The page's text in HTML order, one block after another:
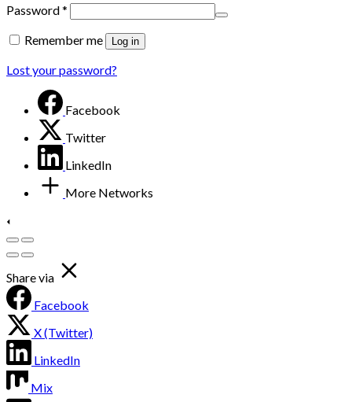
Password*
Remember me
Log in
Lost your password?
Facebook
Twitter
LinkedIn
More Networks
Share via
Facebook
X (Twitter)
LinkedIn
Mix